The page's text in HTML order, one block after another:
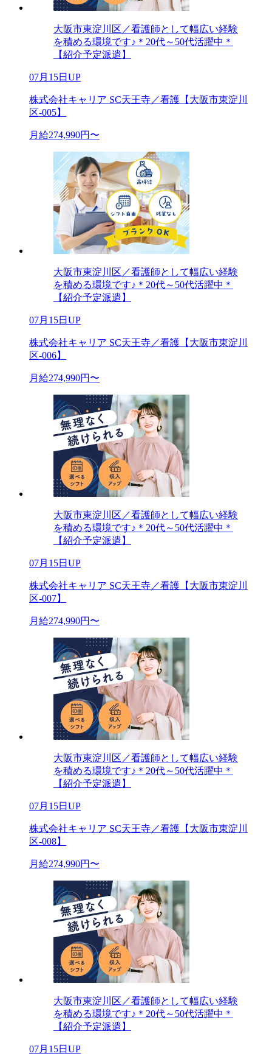
大阪市東淀川区／看護師として幅広い経験
を積める環境です♪＊20代～50代活躍中＊
【紹介予定派遣】
07月15日UP
株式会社キャリア SC天王寺／看護【大阪市東淀川
区-005】
月給274,990円〜
大阪市東淀川区／看護師として幅広い経験
を積める環境です♪＊20代～50代活躍中＊
【紹介予定派遣】
07月15日UP
株式会社キャリア SC天王寺／看護【大阪市東淀川
区-006】
月給274,990円〜
大阪市東淀川区／看護師として幅広い経験
を積める環境です♪＊20代～50代活躍中＊
【紹介予定派遣】
07月15日UP
株式会社キャリア SC天王寺／看護【大阪市東淀川
区-007】
月給274,990円〜
大阪市東淀川区／看護師として幅広い経験
を積める環境です♪＊20代～50代活躍中＊
【紹介予定派遣】
07月15日UP
株式会社キャリア SC天王寺／看護【大阪市東淀川
区-008】
月給274,990円〜
大阪市東淀川区／看護師として幅広い経験
を積める環境です♪＊20代～50代活躍中＊
【紹介予定派遣】
07月15日UP